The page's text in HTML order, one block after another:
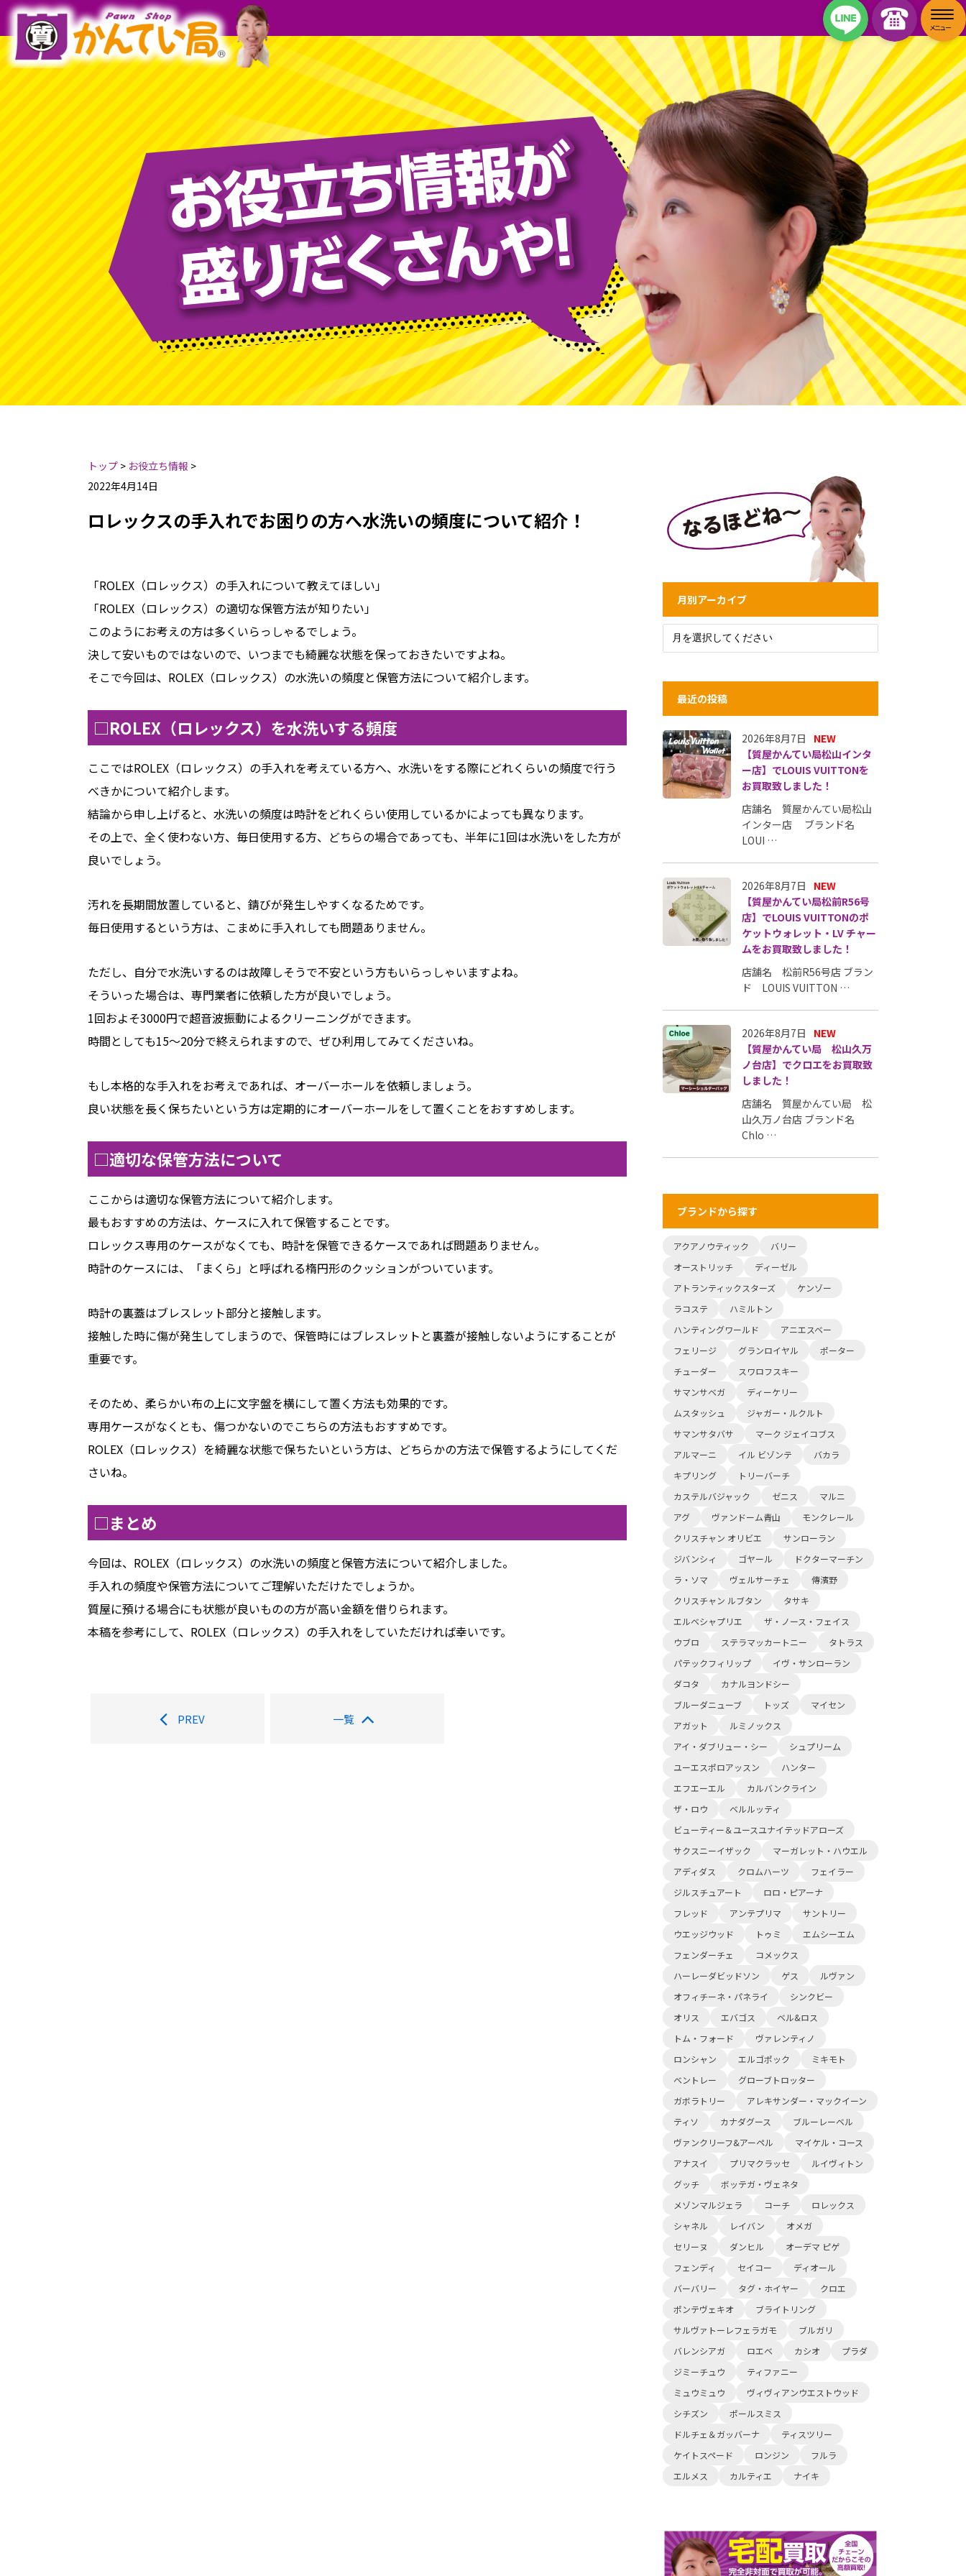
トップ > お役立ち情報 >
2022年4月14日
ロレックスの手入れでお困りの方へ水洗いの頻度について紹介！
「ROLEX（ロレックス）の手入れについて教えてほしい」
「ROLEX（ロレックス）の適切な保管方法が知りたい」
このようにお考えの方は多くいらっしゃるでしょう。
決して安いものではないので、いつまでも綺麗な状態を保っておきたいですよね。
そこで今回は、ROLEX（ロレックス）の水洗いの頻度と保管方法について紹介します。
□ROLEX（ロレックス）を水洗いする頻度
ここではROLEX（ロレックス）の手入れを考えている方へ、水洗いをする際にどれくらいの頻度で行う
べきかについて紹介します。
結論から申し上げると、水洗いの頻度は時計をどれくらい使用しているかによっても異なります。
その上で、全く使わない方、毎日使用する方、どちらの場合であっても、半年に1回は水洗いをした方が
良いでしょう。
汚れを長期間放置していると、錆びが発生しやすくなるためです。
毎日使用するという方は、こまめに手入れしても問題ありません。
ただし、自分で水洗いするのは故障しそうで不安という方もいらっしゃいますよね。
そういった場合は、専門業者に依頼した方が良いでしょう。
1回およそ3000円で超音波振動によるクリーニングができます。
時間としても15〜20分で終えられますので、ぜひ利用してみてくださいね。
もし本格的な手入れをお考えであれば、オーバーホールを依頼しましょう。
良い状態を長く保ちたいという方は定期的にオーバーホールをして置くことをおすすめします。
□適切な保管方法について
ここからは適切な保管方法について紹介します。
最もおすすめの方法は、ケースに入れて保管することです。
ロレックス専用のケースがなくても、時計を保管できるケースであれば問題ありません。
時計のケースには、「まくら」と呼ばれる楕円形のクッションがついています。
時計の裏蓋はブレスレット部分と接触します。
接触した時に傷が発生してしまうので、保管時にはブレスレットと裏蓋が接触しないようにすることが
重要です。
そのため、柔らかい布の上に文字盤を横にして置く方法も効果的です。
専用ケースがなくとも、傷つかないのでこちらの方法もおすすめです。
ROLEX（ロレックス）を綺麗な状態で保ちたいという方は、どちらかの方法で保管するようにしてくだ
さいね。
□まとめ
今回は、ROLEX（ロレックス）の水洗いの頻度と保管方法について紹介しました。
手入れの頻度や保管方法についてご理解いただけたでしょうか。
質屋に預ける場合にも状態が良いものの方が高い金額を借りられます。
本稿を参考にして、ROLEX（ロレックス）の手入れをしていただければ幸いです。
PREV 一覧
月別アーカイブ
最近の投稿
2026年8月7日
NEW
【質屋かんてい局松山インタ
ー店】でLOUIS VUITTONを
お買取致しました！
店舗名 質屋かんてい局松山
インター店 ブランド名
LOUI …
2026年8月7日
NEW
【質屋かんてい局松前R56号
店】でLOUIS VUITTONのポ
ケットウォレット・LV チャー
ムをお買取致しました！
店舗名 松前R56号店 ブラン
ド LOUIS VUITTON …
2026年8月7日
NEW
【質屋かんてい局 松山久万
ノ台店】でクロエをお買取致
しました！
店舗名 質屋かんてい局 松
山久万ノ台店 ブランド名
Chlo …
ブランドから探す
アクアノウティック
バリー
オーストリッチ
ディーゼル
アトランティックスターズ
ケンゾー
ラコステ
ハミルトン
ハンティングワールド
アニエスベー
フェリージ
グランロイヤル
ポーター
チューダー
スワロフスキー
サマンサベガ
ディーケリー
ムスタッシュ
ジャガー・ルクルト
サマンサタバサ
マーク ジェイコブス
アルマーニ
イル ビゾンテ
バカラ
キプリング
トリーバーチ
カステルバジャック
ゼニス
マルニ
アグ
ヴァンドーム青山
モンクレール
クリスチャン オリビエ
サンローラン
ジバンシィ
ゴヤール
ドクターマーチン
ラ・ソマ
ヴェルサーチェ
傳濱野
クリスチャン ルブタン
タサキ
エルベシャプリエ
ザ・ノース・フェイス
ウブロ
ステラマッカートニー
タトラス
パテックフィリップ
イヴ・サンローラン
ダコタ
カナルヨンドシー
ブルーダニューブ
トッズ
マイセン
アガット
ルミノックス
アイ・ダブリュー・シー
シュプリーム
ユーエスポロアッスン
ハンター
エフエーエル
カルバンクライン
ザ・ロウ
ベルルッティ
ビューティー＆ユースユナイテッドアローズ
サクスニーイザック
マーガレット・ハウエル
アディダス
クロムハーツ
フェイラー
ジルスチュアート
ロロ・ピアーナ
フレッド
アンテプリマ
サントリー
ウエッジウッド
トゥミ
エムシーエム
フェンダーチェ
コメックス
ハーレーダビッドソン
ゲス
ルヴァン
オフィチーネ・パネライ
シンクビー
オリス
エバゴス
ベル&ロス
トム・フォード
ヴァレンティノ
ロンシャン
エルゴポック
ミキモト
ベントレー
グローブトロッター
ガボラトリー
アレキサンダー・マックイーン
ティソ
カナダグース
ブルーレーベル
ヴァンクリーフ&アーペル
マイケル・コース
アナスイ
プリマクラッセ
ルイヴィトン
グッチ
ボッテガ・ヴェネタ
メゾンマルジェラ
コーチ
ロレックス
シャネル
レイバン
オメガ
セリーヌ
ダンヒル
オーデマ ピゲ
フェンディ
セイコー
ディオール
バーバリー
タグ・ホイヤー
クロエ
ポンテヴェキオ
ブライトリング
サルヴァトーレフェラガモ
ブルガリ
バレンシアガ
ロエベ カシオ
プラダ
ジミーチュウ
ティファニー
ミュウミュウ
ヴィヴィアンウエストウッド
シチズン
ポールスミス
ドルチェ＆ガッバーナ
ティスツリー
ケイトスペード
ロンジン
フルラ
エルメス
カルティエ ナイキ